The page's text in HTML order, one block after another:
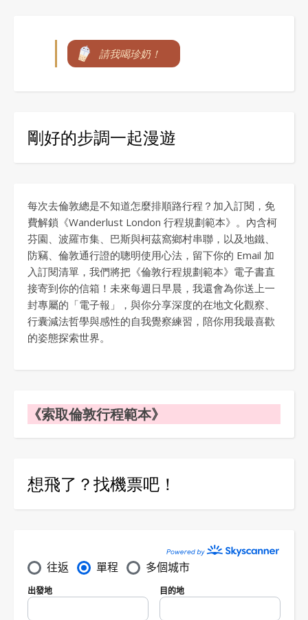
請我喝珍奶！
剛好的步調一起漫遊
每次去倫敦總是不知道怎麼排順路行程？加入訂閱，免
費解鎖《Wanderlust London 行程規劃範本》。內含柯
芬園、波羅市集、巴斯與柯茲窩鄉村串聯，以及地鐵、
防竊、倫敦通行證的聰明使用心法，留下你的 Email 加
入訂閱清單，我們將把《倫敦行程規劃範本》電子書直
接寄到你的信箱！未來每週日早晨，我還會為你送上一
封專屬的「電子報」，與你分享深度的在地文化觀察、
行囊減法哲學與感性的自我覺察練習，陪你用我最喜歡
的姿態探索世界。
《索取倫敦行程範本》
想飛了？找機票吧！